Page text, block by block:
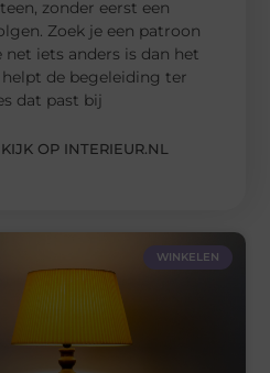
zonder eerst een
Zoek je een patroon
iets anders is dan het
de begeleiding ter
dat past bij
OP INTERIEUR.NL
WINKELEN